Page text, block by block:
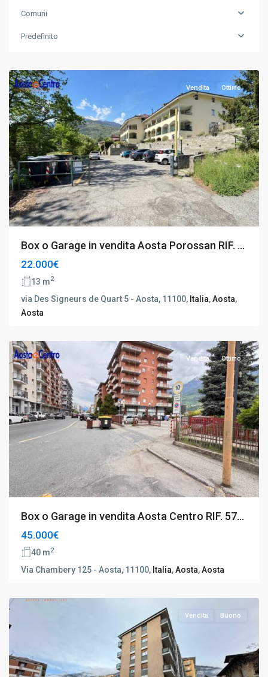
Comuni
Predefinito
Vendita Ottimo
Box o Garage in vendita Aosta Porossan RIF. ...
22.000€
13 m2
via Des Signeurs de Quart 5 - Aosta, 11100, Italia,Aosta,
Aosta
Aosta
Vendita Ottimo
Box o Garage in vendita Aosta Centro RIF. 57...
45.000€
40 m2
Via Chambery 125 - Aosta, 11100, Italia,Aosta,Aosta
Aosta,
Vendita Buono